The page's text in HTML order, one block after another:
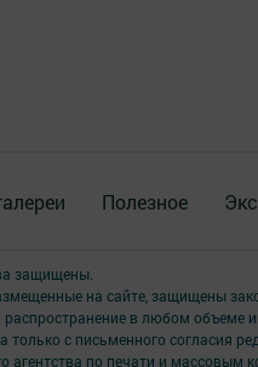
Полезное
защищены.
на сайте, защищены
распространение в любом объеме
с письменного согласия
агентства по печати и массовым